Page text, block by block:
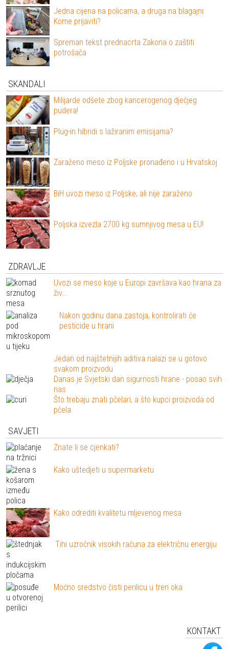
Jedna cijena na policama, a druga na blagajni:
Kome prijaviti?
Spreman tekst prednacrta Zakona o zaštiti
potrošača
SKANDALI
Milijarde odšete zbog kancerogenog dječjeg
pudera!
Plug-in hibridi s lažiranim emisijama?
Zaraženo meso iz Poljske pronađeno i u Hrvatskoj
BiH uvozi meso iz Poljske, ali nije zaraženo
Poljska izvezla 2700 kg sumnjivog mesa u EU!
ZDRAVLJE
Uvozi se meso koje u Europi završava kao hrana za
živ…
Nakon godinu dana zastoja, kontrolirati će
pesticide u hrani
Jedan od najštetnijih aditiva nalazi se u gotovo
svakom proizvodu
Danas je Svjetski dan sigurnosti hrane - posao svih
nas
Što trebaju znati pčelari, a što kupci proizvoda od
pčela
SAVJETI
Znate li se cjenkati?
Kako uštedjeti u supermarketu
Kako odrediti kvalitetu mljevenog mesa
Tihi uzročnik visokih računa za električnu energiju
Moćno sredstvo čisti perilicu u tren oka
KONTAKT